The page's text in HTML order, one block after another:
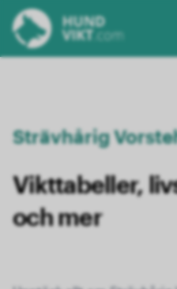
Strävhårig
Vikttabeller,
och mer